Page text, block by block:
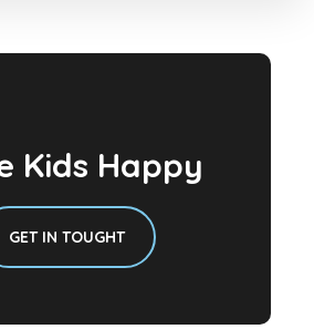
Kids Happy
GET IN TOUGHT